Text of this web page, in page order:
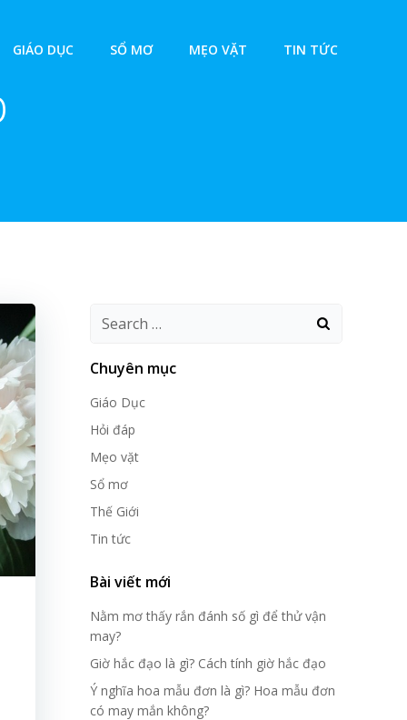
GIÁO DỤC SỔ MƠ MẸO VẶT TIN TỨC
Chuyên mục
Giáo Dục
Hỏi đáp
Mẹo vặt
Sổ mơ
Thế Giới
Tin tức
Bài viết mới
Nằm mơ thấy rắn đánh số gì để thử vận
may?
Giờ hắc đạo là gì? Cách tính giờ hắc đạo
Ý nghĩa hoa mẫu đơn là gì? Hoa mẫu đơn
có may mắn không?